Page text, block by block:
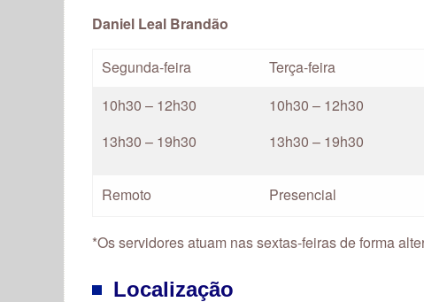
Daniel Leal Brandão
Segunda-feira Terça-feira
10h30 – 12h30
13h30 – 19h30
10h30 – 12h30
13h30 – 19h30
Remoto Presencial
*Os servidores atuam nas sextas-feiras de forma
Localização